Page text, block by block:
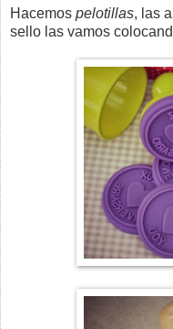
Hacemos pelotillas, las
sello las vamos